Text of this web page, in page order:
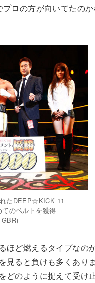
ロの方が向いてたの
たDEEP☆KICK 11
のベルトを獲得
GBR)
ほど燃えるタイプなの
見ると負けも多くあり
どのように捉えて受け